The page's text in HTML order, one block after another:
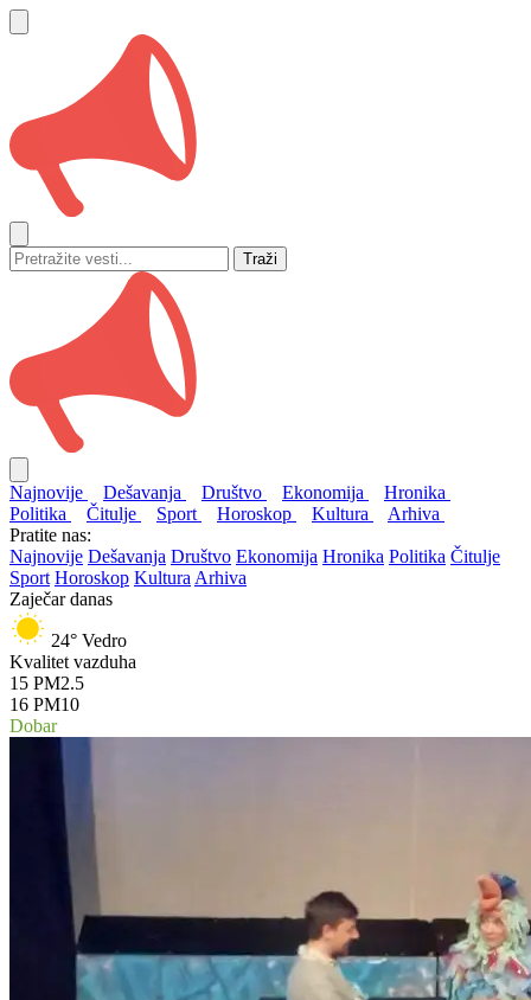
Traži
Najnovije Dešavanja Društvo Ekonomija
Hronika
Politika
Čitulje Sport Horoskop Kultura
Arhiva
Pratite nas:
Najnovije Dešavanja Društvo Ekonomija Hronika Politika Čitulje
Sport Horoskop Kultura Arhiva
Zaječar danas
24° Vedro
Kvalitet vazduha
15 PM2.5
16 PM10
Dobar